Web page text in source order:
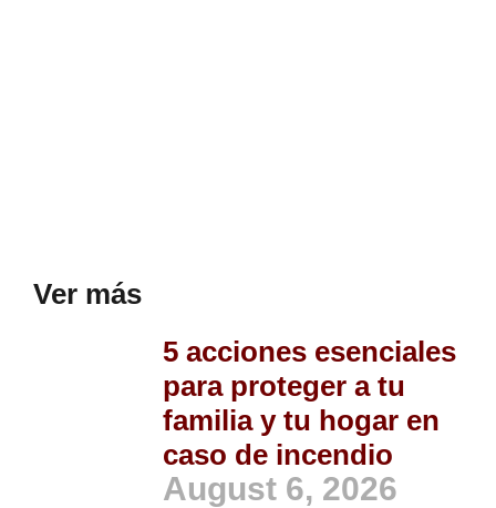
Ver más
5 acciones esenciales
para proteger a tu
familia y tu hogar en
caso de incendio
August 6, 2026